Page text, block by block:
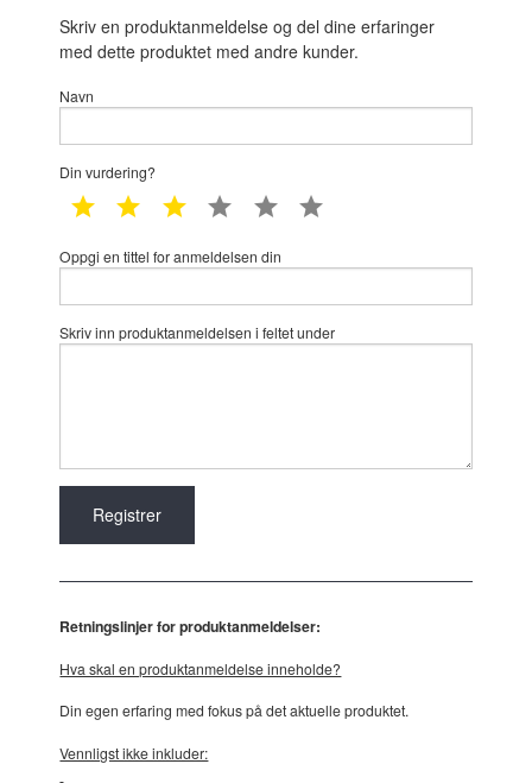
Skriv en produktanmeldelse og del dine erfaringer
med dette produktet med andre kunder.
Navn
Din vurdering?
1 star 2 star 3 star 4 star 5 star
Oppgi en tittel for anmeldelsen din
Skriv inn produktanmeldelsen i feltet under
Retningslinjer for produktanmeldelser:
Hva skal en produktanmeldelse inneholde?
Din egen erfaring med fokus på det aktuelle produktet.
Vennligst ikke inkluder: